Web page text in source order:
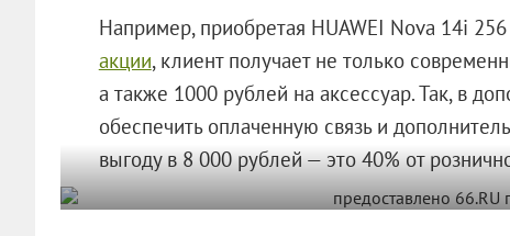
Например, приобретая HUAWEI Nova 14i
акции, клиент получает не только
а также 1000 рублей на аксессуар. Так, в
обеспечить оплаченную связь и
выгоду в 8 000 рублей — это 40% от